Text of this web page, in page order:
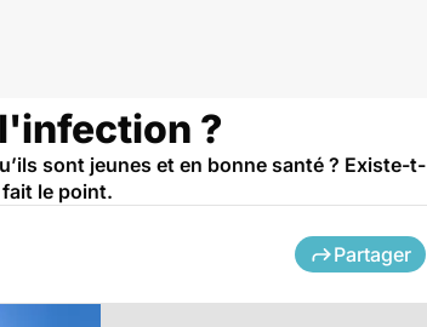
?
sont jeunes et en bonne santé ? Existe-t-
le point.
Partager